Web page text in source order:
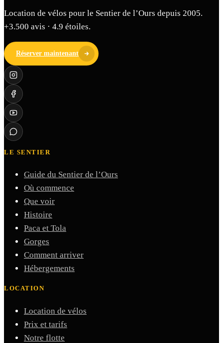
Location de vélos pour le Sentier de l’Ours depuis 2005.
+3.500 avis · 4.9 étoiles.
Réserver maintenant
LE SENTIER
Guide du Sentier de l’Ours
Où commence
Que voir
Histoire
Paca et Tola
Gorges
Comment arriver
Hébergements
LOCATION
Location de vélos
Prix et tarifs
Notre flotte